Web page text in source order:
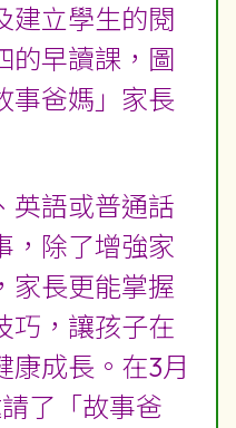
建立學生的閱
的早讀課，圖
事爸媽」家長
英語或普通話
，除了增強家
家長更能掌握
巧，讓孩子在
康成長。在3月
了「故事爸